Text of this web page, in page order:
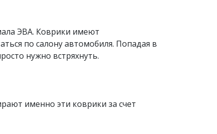
ЭВА. Коврики имеют
по салону автомобиля. Попадая в
нужно встряхнуть.
именно эти коврики за счет